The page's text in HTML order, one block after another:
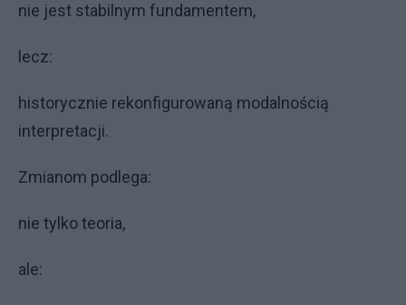
nie jest stabilnym fundamentem,
lecz:
historycznie rekonfigurowaną modalnością
interpretacji.
Zmianom podlega:
nie tylko teoria,
ale: